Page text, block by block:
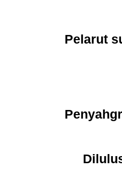
Pelarut